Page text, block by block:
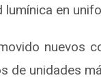
en
nuevos
de unidades